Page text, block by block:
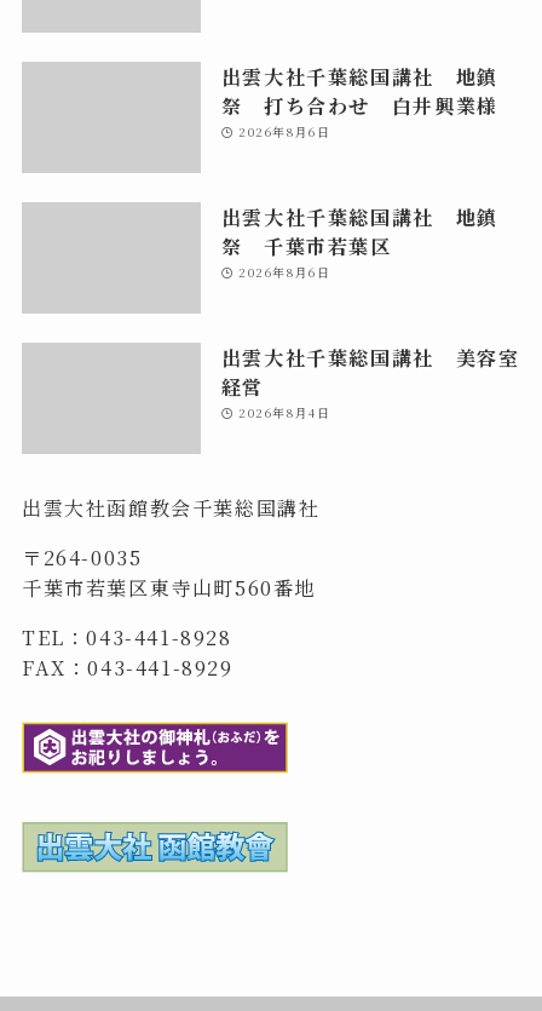
出雲大社千葉総国講社 地鎮
祭 打ち合わせ 白井興業様
2026年8月6日
出雲大社千葉総国講社 地鎮
祭 千葉市若葉区
2026年8月6日
出雲大社千葉総国講社 美容室
経営
2026年8月4日
出雲大社函館教会千葉総国講社
〒264-0035
千葉市若葉区東寺山町560番地
TEL：043-441-8928
FAX：043-441-8929